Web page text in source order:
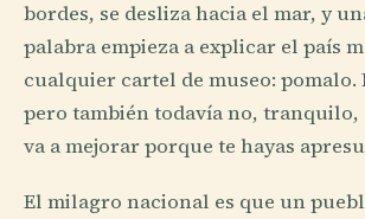
bordes, se desliza hacia el mar, y
palabra empieza a explicar el país
cualquier cartel de museo: pomalo.
pero también todavía no, tranquilo,
va a mejorar porque te hayas
El milagro nacional es que un